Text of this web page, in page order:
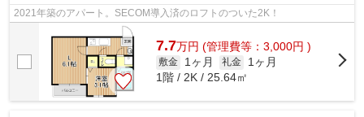
2021年築のアパート。SECOM導入済のロフトのついた2K！
7.7万円 (管理費等：3,000円 )
敷金 1ヶ月 礼金
1ヶ月
1階 / 2K / 25.64㎡